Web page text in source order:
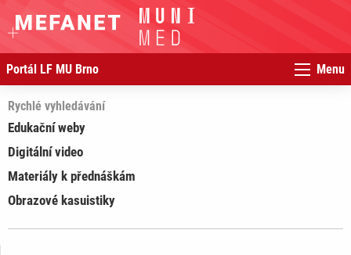
Portál LF MU Brno Menu
Rychlé vyhledávání
Edukační weby
Digitální video
Materiály k přednáškám
Obrazové kasuistiky